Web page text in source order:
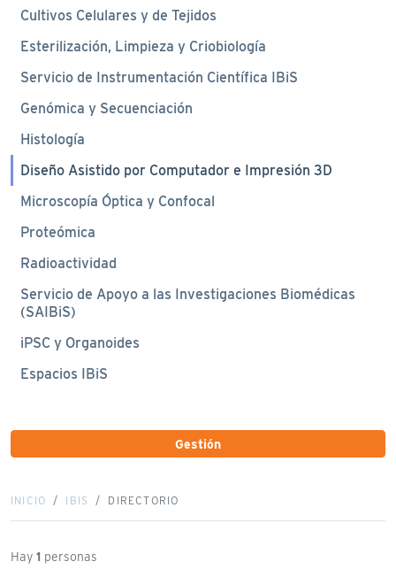
INICIO IBIS DIRECTORIO
Hay 1 personas
Cultivos Celulares y de Tejidos
Esterilización, Limpieza y Criobiología
Servicio de Instrumentación Científica IBiS
Genómica y Secuenciación
Histología
Diseño Asistido por Computador e Impresión 3D
Microscopía Óptica y Confocal
Proteómica
Radioactividad
Servicio de Apoyo a las Investigaciones Biomédicas
(SAIBiS)
iPSC y Organoides
Espacios IBiS
Gestión